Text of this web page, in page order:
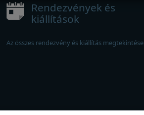
Rendezvények és
kiállítások
Az összes rendezvény és kiállítás megtekintése